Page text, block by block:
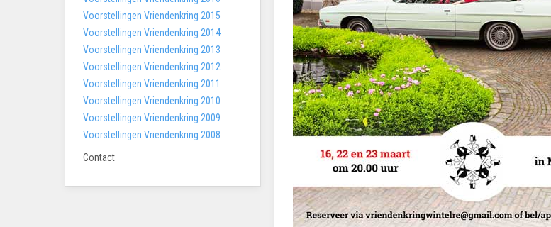
Voorstellingen Vriendenkring 2015
Voorstellingen Vriendenkring 2014
Voorstellingen Vriendenkring 2013
Voorstellingen Vriendenkring 2012
Voorstellingen Vriendenkring 2011
Voorstellingen Vriendenkring 2010
Voorstellingen Vriendenkring 2009
Voorstellingen Vriendenkring 2008
Contact